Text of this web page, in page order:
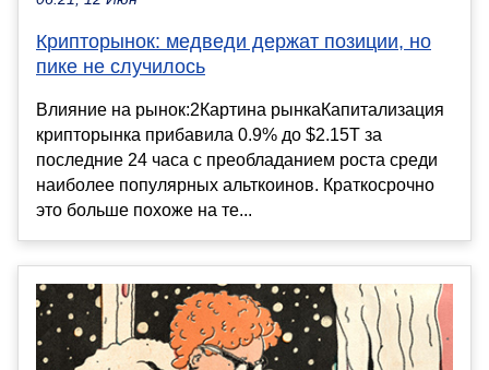
Крипторынок: медведи держат позиции, но
пике не случилось
Влияние на рынок:2Картина рынкаКапитализация
крипторынка прибавила 0.9% до $2.15T за
последние 24 часа с преобладанием роста среди
наиболее популярных альткоинов. Краткосрочно
это больше похоже на те...